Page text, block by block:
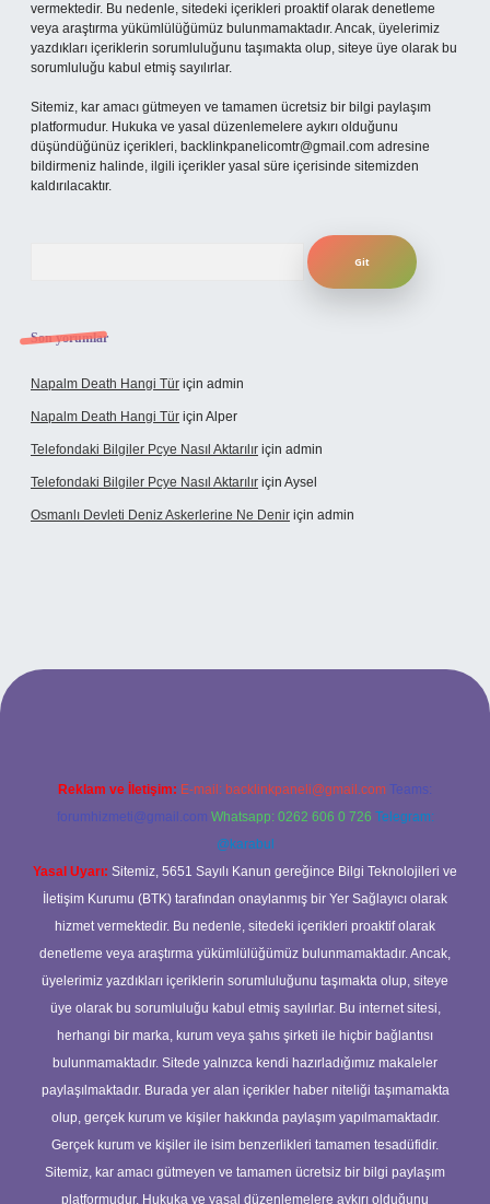
vermektedir. Bu nedenle, sitedeki içerikleri proaktif olarak denetleme
veya araştırma yükümlülüğümüz bulunmamaktadır. Ancak, üyelerimiz
yazdıkları içeriklerin sorumluluğunu taşımakta olup, siteye üye olarak bu
sorumluluğu kabul etmiş sayılırlar.
Sitemiz, kar amacı gütmeyen ve tamamen ücretsiz bir bilgi paylaşım
platformudur. Hukuka ve yasal düzenlemelere aykırı olduğunu
düşündüğünüz içerikleri, backlinkpanelicomtr@gmail.com adresine
bildirmeniz halinde, ilgili içerikler yasal süre içerisinde sitemizden
kaldırılacaktır.
Son yorumlar
Napalm Death Hangi Tür için admin
Napalm Death Hangi Tür için Alper
Telefondaki Bilgiler Pcye Nasıl Aktarılır için admin
Telefondaki Bilgiler Pcye Nasıl Aktarılır için Aysel
Osmanlı Devleti Deniz Askerlerine Ne Denir için admin
giriş
Reklam ve İletişim: E-mail: backlinkpaneli@gmail.com Teams:
forumhizmeti@gmail.com Whatsapp: 0262 606 0 726 Telegram:
@karabul
Yasal Uyarı: Sitemiz, 5651 Sayılı Kanun gereğince Bilgi Teknolojileri ve
İletişim Kurumu (BTK) tarafından onaylanmış bir Yer Sağlayıcı olarak
hizmet vermektedir. Bu nedenle, sitedeki içerikleri proaktif olarak
denetleme veya araştırma yükümlülüğümüz bulunmamaktadır. Ancak,
üyelerimiz yazdıkları içeriklerin sorumluluğunu taşımakta olup, siteye
üye olarak bu sorumluluğu kabul etmiş sayılırlar. Bu internet sitesi,
herhangi bir marka, kurum veya şahıs şirketi ile hiçbir bağlantısı
bulunmamaktadır. Sitede yalnızca kendi hazırladığımız makaleler
paylaşılmaktadır. Burada yer alan içerikler haber niteliği taşımamakta
olup, gerçek kurum ve kişiler hakkında paylaşım yapılmamaktadır.
Gerçek kurum ve kişiler ile isim benzerlikleri tamamen tesadüfidir.
Sitemiz, kar amacı gütmeyen ve tamamen ücretsiz bir bilgi paylaşım
platformudur. Hukuka ve yasal düzenlemelere aykırı olduğunu